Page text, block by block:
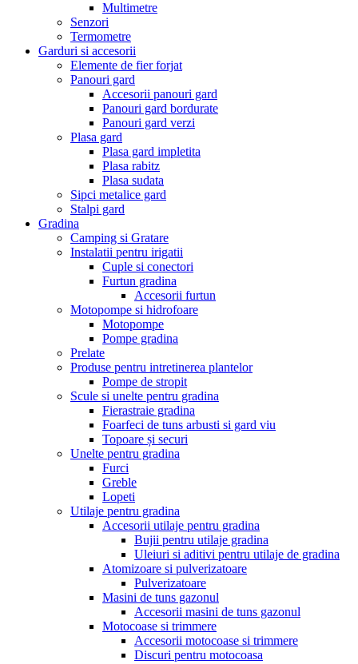
Multimetre
Senzori
Termometre
Garduri si accesorii
Elemente de fier forjat
Panouri gard
Accesorii panouri gard
Panouri gard bordurate
Panouri gard verzi
Plasa gard
Plasa gard impletita
Plasa rabitz
Plasa sudata
Sipci metalice gard
Stalpi gard
Gradina
Camping si Gratare
Instalatii pentru irigatii
Cuple si conectori
Furtun gradina
Accesorii furtun
Motopompe si hidrofoare
Motopompe
Pompe gradina
Prelate
Produse pentru intretinerea plantelor
Pompe de stropit
Scule si unelte pentru gradina
Fierastraie gradina
Foarfeci de tuns arbusti si gard viu
Topoare și securi
Unelte pentru gradina
Furci
Greble
Lopeti
Utilaje pentru gradina
Accesorii utilaje pentru gradina
Bujii pentru utilaje gradina
Uleiuri si aditivi pentru utilaje de gradina
Atomizoare si pulverizatoare
Pulverizatoare
Masini de tuns gazonul
Accesorii masini de tuns gazonul
Motocoase si trimmere
Accesorii motocoase si trimmere
Discuri pentru motocoasa